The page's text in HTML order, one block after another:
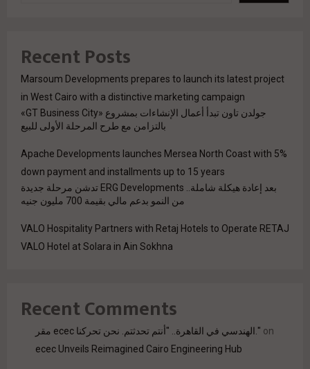
Recent Posts
Marsoum Developments prepares to launch its latest project
in West Cairo with a distinctive marketing campaign
جولدن تاون تبدأ أعمال الإنشاءات بمشروع «GT Business City»
بالتزامن مع طرح المرحلة الأولى للبيع
Apache Developments launches Mersea North Coast with 5%
down payment and installments up to 15 years
بعد إعادة هيكلة شاملة.. ERG Developments تدشن مرحلة جديدة
من النمو بدعم مالي بقيمة 700 مليون جنيه
VALO Hospitality Partners with Retaj Hotels to Operate RETAJ
VALO Hotel at Solara in Ain Sokhna
Recent Comments
مقر ecec الهندسي في القاهرة.. "أنتم تحدثتم. نحن تحركنا." on
ecec Unveils Reimagined Cairo Engineering Hub